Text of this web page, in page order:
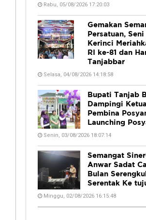
Rabu, 05/08/2026 17:20:03
Gemakan
Persatuan,
Kerinci
RI ke-81 dan
Tanjabbar
Selasa, 04/08/2026 14:18:58
Bupati Tanjab
Dampingi
Pembina
Launching
Senin, 03/08/2026 18:07:14
Semangat
Anwar Sadat
Bulan
Serentak Ke
Minggu, 02/08/2026 16:15:48